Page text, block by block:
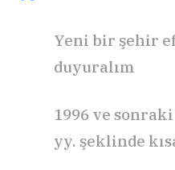
Yeni bir şehir
duyuralım
1996 ve
yy. şeklinde